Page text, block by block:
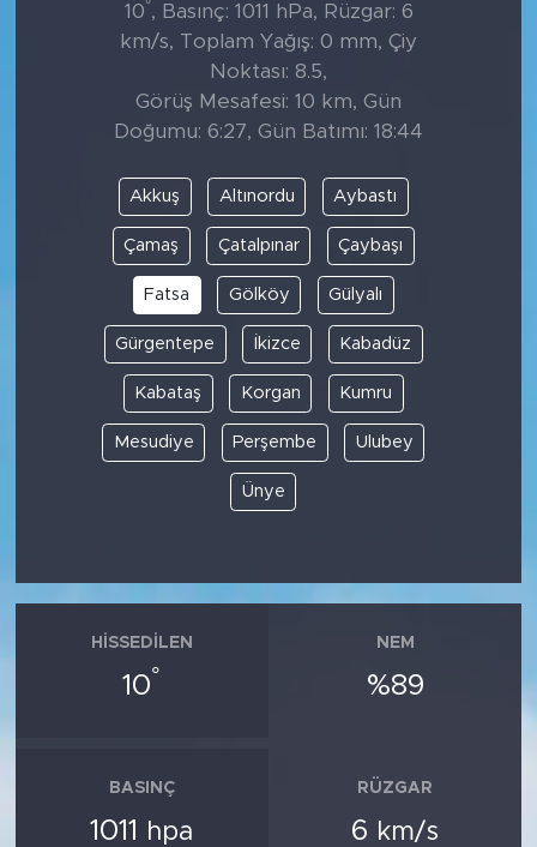
10°, Basınç: 1011 hPa, Rüzgar: 6
km/s, Toplam Yağış: 0 mm, Çiy
Noktası: 8.5,
Görüş Mesafesi: 10 km, Gün
Doğumu: 6:27, Gün Batımı: 18:44
Akkuş Altınordu Aybastı
Çamaş Çatalpınar Çaybaşı
Fatsa Gölköy Gülyalı
Gürgentepe İkizce Kabadüz
Kabataş Korgan Kumru
Mesudiye Perşembe Ulubey
Ünye
HISSEDILEN
10°
NEM
%89
BASINÇ
1011 hpa
RÜZGAR
6 km/s